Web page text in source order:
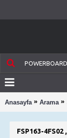
Anasayfa » Arama »